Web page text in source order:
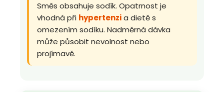
Směs obsahuje sodík. Opatrnost je
vhodná při hypertenzia dietě s
omezením sodíku. Nadměrná dávka
může působit nevolnost nebo
projímavě.